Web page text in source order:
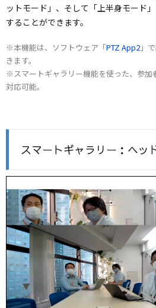
ットモード」、そして「上半身モード
することができます。
※本機能は、ソフトウェア「PTZ App2 」
きます。
※スマートギャラリー機能を使った、参加
対応可能。
スマートギャラリー：ヘッ